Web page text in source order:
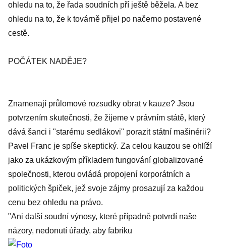
ohledu na to, že řada soudních pří ještě běžela. A bez
ohledu na to, že k továrně přijel po načerno postavené
cestě.
POČÁTEK NADĚJE?
Znamenají průlomové rozsudky obrat v kauze? Jsou
potvrzením skutečnosti, že žijeme v právním státě, který
dává šanci i "starému sedlákovi" porazit státní mašinérii?
Pavel Franc je spíše skeptický. Za celou kauzou se ohlíží
jako za ukázkovým příkladem fungování globalizované
společnosti, kterou ovládá propojení korporátních a
politických špiček, jež svoje zájmy prosazují za každou
cenu bez ohledu na právo.
"Ani další soudní výnosy, které případně potvrdí naše
názory, nedonutí úřady, aby fabriku